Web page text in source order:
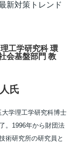
新対策トレンド
工学研究科 環
会基盤部門 教
氏
大学理工学研究科博士
。1996年から財団法
術研究所の研究員と